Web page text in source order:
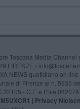
Toscana Media Channel
FIRENZE -
NEWS quotidiano on
di Firenze al n. 5935
22105 - C.F. e P.Iva
| Privacy Nielsen